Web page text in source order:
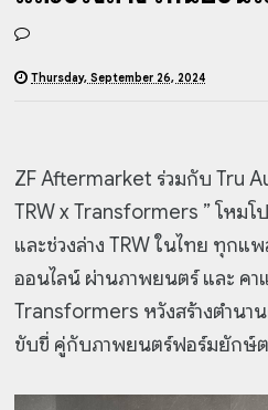
Thursday, September 26, 2024
ZF Aftermarket ร่วมกับ Tru
TRW x Transformers ” โหม
และช่วงล่าง TRW ในไทย ทุก
ออนไลน์ ผ่านภาพยนตร์ และ คา
Transformers หวังสร้างตำนา
ขับขี่ คู่กับภาพยนตร์ฟอร์มยักษ์